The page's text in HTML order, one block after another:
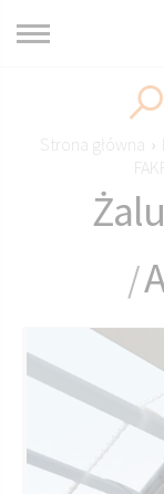
Strona główna ›
/